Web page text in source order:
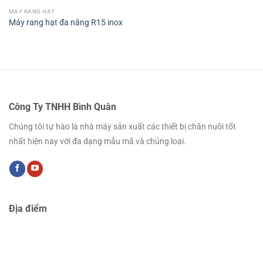
MÁY RANG HẠT
Máy rang hạt đa năng R15 inox
Công Ty TNHH Bình Quân
Chúng tôi tự hào là nhà máy sản xuất các thiết bị chăn nuôi tốt
nhất hiện nay với đa dạng mẫu mã và chủng loại.
Địa điểm